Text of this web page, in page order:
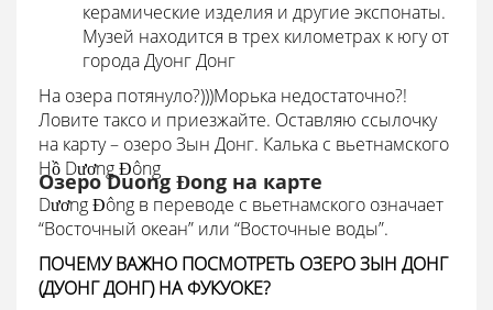
керамические изделия и другие экспонаты.
Музей находится в трех километрах к югу от
города Дуонг Донг
На озера потянуло?)))Морька недостаточно?!
Ловите таксо и приезжайте. Оставляю ссылочку
на карту – озеро Зын Донг. Калька с вьетнамского
Hồ Dương Đông
Озеро Duong Đong на карте
Dương Đông в переводе с вьетнамского означает
“Восточный океан” или “Восточные воды”.
ПОЧЕМУ ВАЖНО ПОСМОТРЕТЬ ОЗЕРО ЗЫН ДОНГ
(ДУОНГ ДОНГ) НА ФУКУОКЕ?